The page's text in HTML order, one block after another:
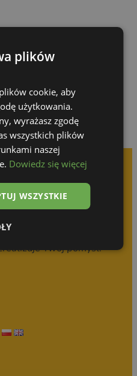
galerii
Twój pomysł!
plików
cookie, aby
użytkowania.
wyrażasz zgodę
wszystkich plików
naszej
Dowiedz się więcej
WSZYSTKIE